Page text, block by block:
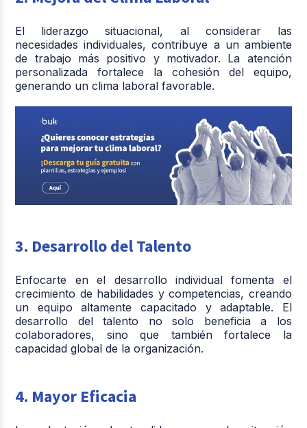
El liderazgo situacional, al considerar las
necesidades individuales, contribuye a un ambiente
de trabajo más positivo y motivador. La atención
personalizada fortalece la cohesión del equipo,
generando un clima laboral favorable.
3. Desarrollo del Talento
Enfocarte en el desarrollo individual fomenta el
crecimiento de habilidades y competencias, creando
un equipo altamente capacitado y adaptable. El
desarrollo del talento no solo beneficia a los
colaboradores, sino que también fortalece la
capacidad global de la organización.
4. Mayor Eficacia